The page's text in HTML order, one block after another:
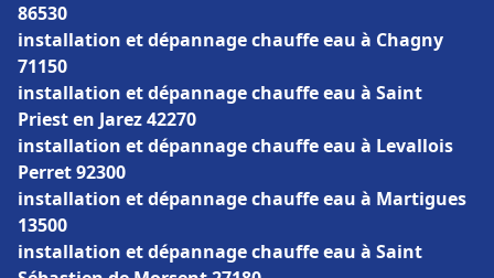
86530
installation et dépannage chauffe eau à Chagny
71150
installation et dépannage chauffe eau à Saint
Priest en Jarez 42270
installation et dépannage chauffe eau à Levallois
Perret 92300
installation et dépannage chauffe eau à Martigues
13500
installation et dépannage chauffe eau à Saint